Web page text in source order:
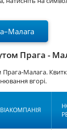
Прага -
Малага.
вгорі.